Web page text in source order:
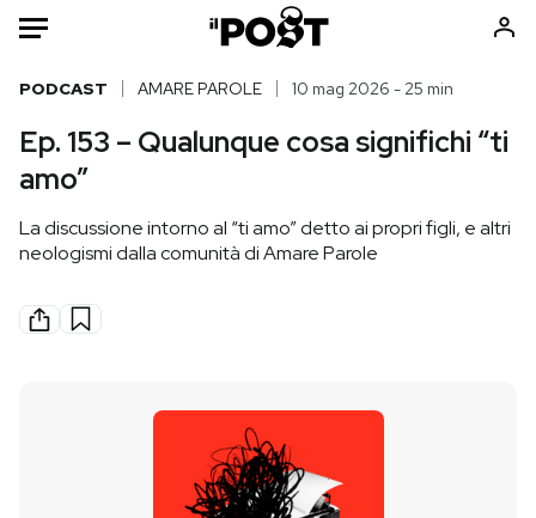
Auto
HOME
Mondo
Politica
Tecnologia
Internet
Libri
Europa
Mondiali calcio 2026
PODCAST AMARE PAROLE 10 mag 2026 - 25 min
Ep. 153 – Qualunque cosa significhi “ti
amo”
La discussione intorno al “ti amo” detto ai propri figli, e altri
neologismi dalla comunità di Amare Parole